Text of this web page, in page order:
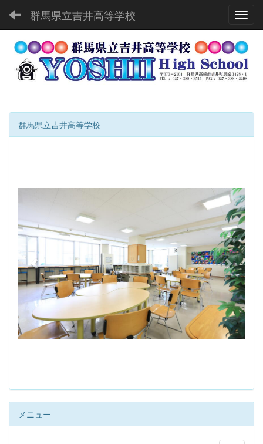
群馬県立吉井高等学校
群馬県立吉井高等学校
e
o
u
s
x
t
メニュー